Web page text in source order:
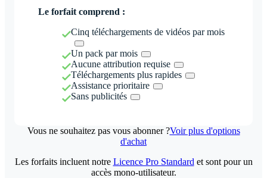
Le forfait comprend :
Cinq téléchargements de vidéos par mois
Un pack par mois
Aucune attribution requise
Téléchargements plus rapides
Assistance prioritaire
Sans publicités
Vous ne souhaitez pas vous abonner ?Voir plus d'options
d'achat
Les forfaits incluent notre Licence Pro Standard et sont pour un
accès mono-utilisateur.